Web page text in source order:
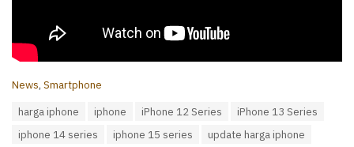
C
News, Smartphone
harga iphone iphone iPhone 12 Series
iPhone 13 Series
iphone 14 series
iphone 15 series update harga iphone